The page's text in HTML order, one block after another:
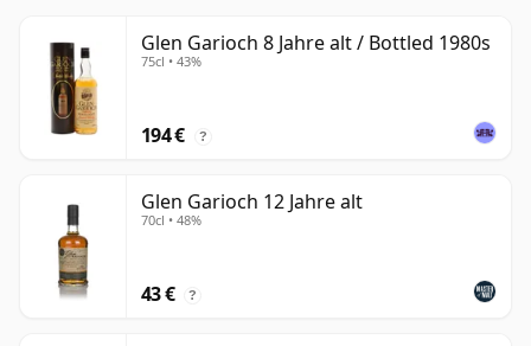
Glen Garioch 8 Jahre alt / Bottled 1980s
75cl • 43%
194 € ?
Glen Garioch 12 Jahre alt
70cl • 48%
43 € ?